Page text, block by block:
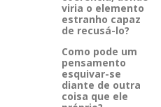
viria o elemento
estranho capaz
de recusá-lo?
Como pode um
pensamento
esquivar-se
diante de outra
coisa que ele